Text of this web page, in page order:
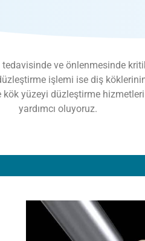
ve önlenmesinde
işlemi ise diş
yüzeyi düzleştirme
yardımcı oluyoruz.